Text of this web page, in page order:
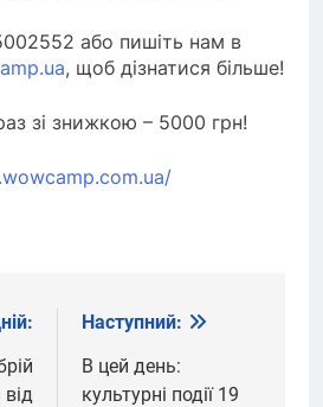
або пишіть нам в
, щоб дізнатися більше!
зі знижкою – 5000 грн!
Наступний:
В цей день:
культурні події 19